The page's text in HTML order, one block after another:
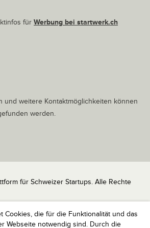
Cookies, die für die Funktionalität und das
Webseite notwendig sind. Durch die
für Werbung bei startwerk.ch
und weitere Kontaktmöglichkeiten können
werden.
für Schweizer Startups. Alle Rechte